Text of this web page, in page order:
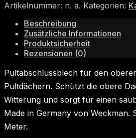
Artikelnummer: n. a. Kategorien:
Beschreibung
Zusätzliche Informationen
Produktsicherheit
Rezensionen (0)
Pultabschlussblech für den
Pultdächern. Schützt die obere
Witterung und sorgt für einen
Made in Germany von Weckman.
Meter.